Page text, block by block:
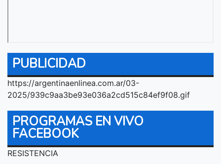
PUBLICIDAD
https://argentinaenlinea.com.ar/03-
2025/939c9aa3be93e036a2cd515c84ef9f08.gif
PROGRAMAS EN VIVO
FACEBOOK
RESISTENCIA